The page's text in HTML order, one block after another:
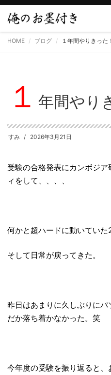
HOME ブログ １年間やりきった
１ 年間やり
すみ 2026年3月21日
受験の合格発表にカンボジ
ィをして、、、、
何かと超ハードに動いていた
そして日常が戻ってきた。
昨日はあまりに久しぶりに
だか落ち着かなかった。笑
今年度の受験を振り返ると